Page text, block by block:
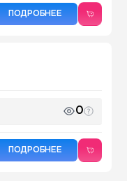
ПОДРОБНЕЕ
0
ПОДРОБНЕЕ